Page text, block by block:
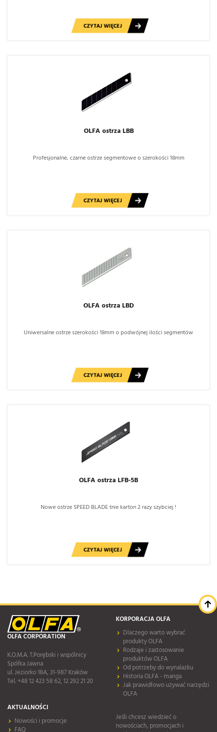
CZYTAJ WIĘCEJ
OLFA ostrza LBB
Profesjonalne, czarne ostrze segmentowe o szerokości 18mm
CZYTAJ WIĘCEJ
OLFA ostrza LBD
Uniwersalne ostrze szerokości 18mm o podwójnej ilości segmentów
CZYTAJ WIĘCEJ
OLFA ostrza LFB-5B
Nowe ostrze SPEED BLADE tnie karton 2 razy szybciej !
CZYTAJ WIĘCEJ
OLFA CORPORATION
K.O.M.A. T.Porębski i wspólnicy
Spółka Jawna
ul. Jeziorko 18A, 31-987 Kraków
Tel. +48 12 423 58 62, 12 292 21 20
KORPORACJA OLFA
Dlaczego warto wybrać
produkty OLFA
Rodzaje i zastosowanie
produktów OLFA
Od potrzeby do wynalazku
Historia OLFA - manga
Jak prawidłowo używać narzędzi
OLFA
AKTUALNOŚCI
Nowości i promocje
Jeśli chcesz wiedzieć o
nowościach, promocjach i